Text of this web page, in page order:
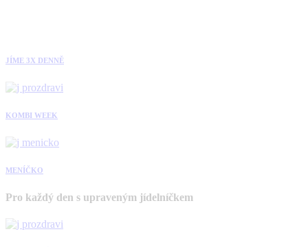
JÍME 3X DENNĚ
KOMBI WEEK
MENÍČKO
Pro každý den s upraveným jídelníčkem